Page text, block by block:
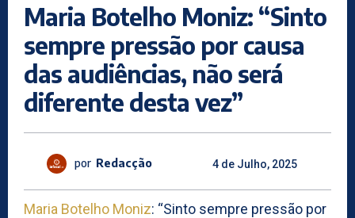
Maria Botelho Moniz: “Sinto
sempre pressão por causa
das audiências, não será
diferente desta vez”
por Redacção 4 de Julho, 2025
Maria Botelho Moniz: “Sinto sempre pressão por